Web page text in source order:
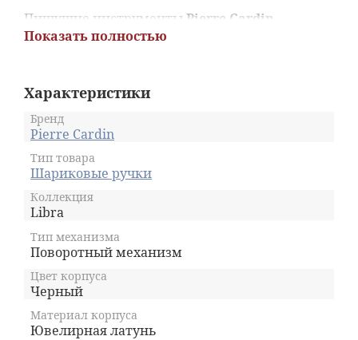
Пишущие инструментыPierre Cardin
поражают разнообразием стилей.
изысканный вкус. Но нужно помнить, что
пишущий инструмент должен прежде всего
выполнять свою прямую функцию, и здесь
ручкиPierre Cardin
Сбалансированные, долговечные, они с
легкостью превращают процесс письма в
удовольствие.
Показать полностью
Характеристики
Бренд
Pierre Cardin
Тип товара
Шариковые ручки
Коллекция
Libra
Тип механизма
Поворотный механизм
Цвет корпуса
Черный
Материал корпуса
Ювелирная латунь